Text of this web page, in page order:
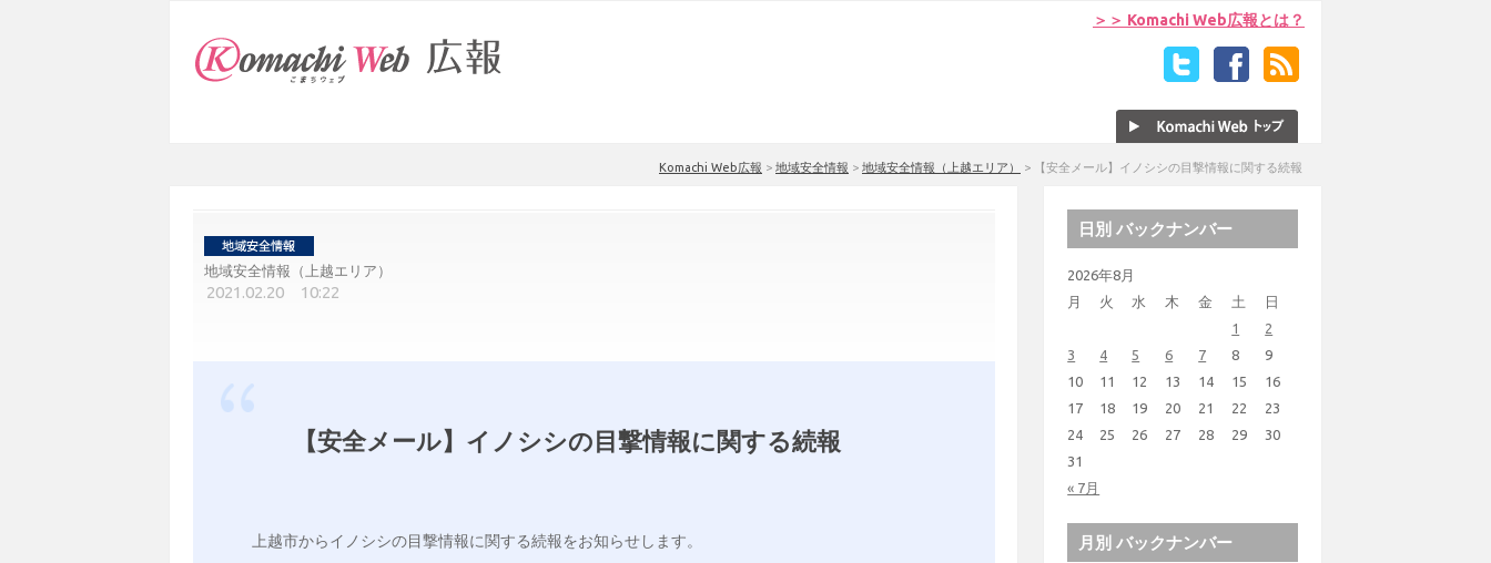
＞＞ Komachi Web広報とは？
Komachi Web広報 > 地域安全情報 > 地域安全情報（上越エリア） > 【安全メール】イノシシの目撃情報に関する続報
地域安全情報（上越エリア）
2021.02.20 10:22
【安全メール】イノシシの目撃情報に関する続報
上越市からイノシシの目撃情報に関する続報をお知らせします。
日別 バックナンバー
2026年8月
月
火 水 木 金 土 日
« 7月
1
2
3
4 5 6 7 8
9
10
11 12 13 14 15
16
17
18 19 20 21 22
23
24
25 26 27 28 29
30
31
月別 バックナンバー